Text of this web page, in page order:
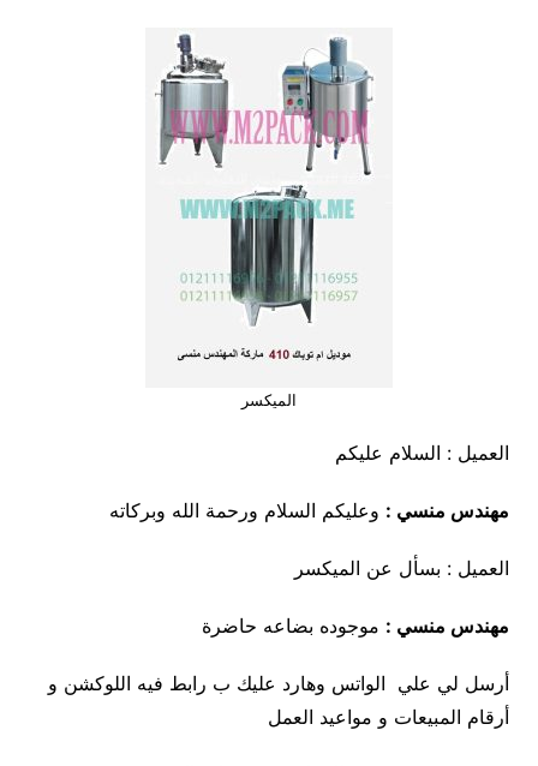
الميكسر
العميل : السلام عليكم
مهندس منسي : وعليكم السلام ورحمة الله وبركاته
العميل : بسأل عن الميكسر
مهندس منسي : موجوده بضاعه حاضرة
أرسل لي علي الواتس وهارد عليك ب رابط فيه اللوكشن و
أرقام المبيعات و مواعيد العمل